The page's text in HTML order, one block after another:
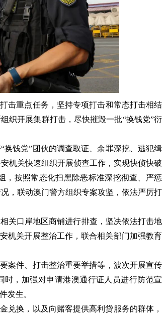
击重点任务，坚持专项打击和常态打击相结
织开展集群打击，尽快摧毁一批“换钱党”衍
换钱党”团伙的调查取证、余罪深挖、逃犯缉
机关快速组织开展侦查工作，实现快侦快破
，按照常态化扫黑除恶标准深挖彻查、严惩
，联动澳门警方组织专案攻坚，依法严厉打
关口岸地区商铺进行排查，坚决依法打击地
机关开展整治工作，联合相关部门加强教育
案件、打击整治重要举措等，波次开展宣传
时，加强对申请港澳通行证人员进行防范宣
发生。
换，以及向赌客提供高利贷服务的群体，